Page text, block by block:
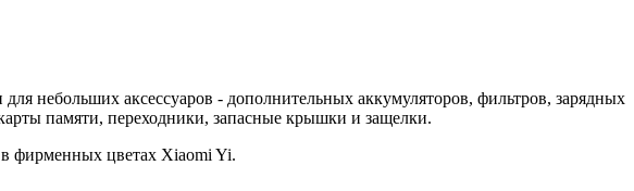
небольших аксессуаров - дополнительных аккумуляторов, фильтров, зарядных
памяти, переходники, запасные крышки и защелки.
фирменных цветах Xiaomi Yi.